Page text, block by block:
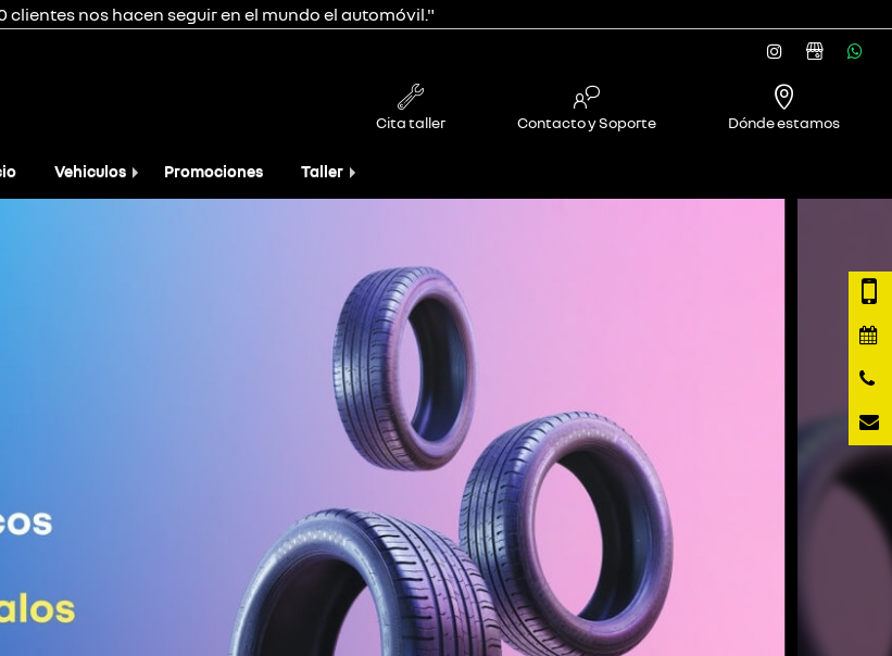
clientes nos hacen seguir en el mundo el automóvil."
Cita taller Contacto y Soporte Dónde estamos
Vehiculos Promociones Taller